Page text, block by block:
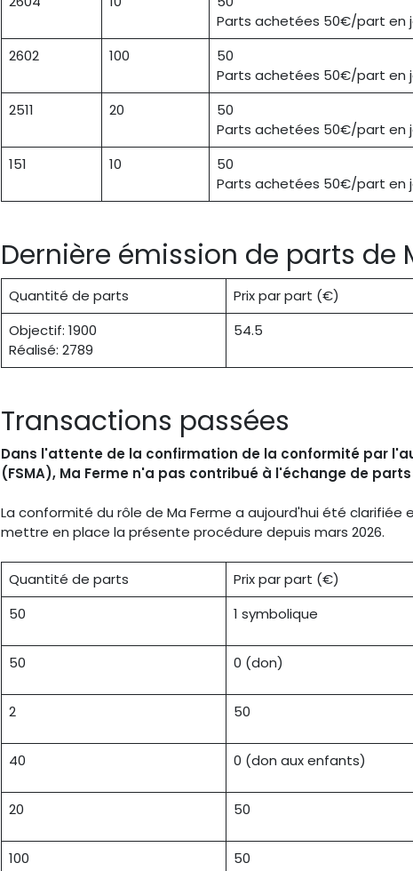
Parts achetées 50€/part en
2602 100
50
Parts achetées 50€/part en
2511 20
50
Parts achetées 50€/part en
151 10
50
Parts achetées 50€/part en
Dernière émission de parts de
Quantité de parts Prix par part (€)
Objectif: 1900
Réalisé: 2789
54.5
Transactions passées
Dans l'attente de la confirmation de la conformité par
(FSMA), Ma Ferme n'a pas contribué à l'échange de
La conformité du rôle de Ma Ferme a aujourd'hui été clarifiée
mettre en place la présente procédure depuis mars 2026.
Quantité de parts Prix par part (€)
50
1 symbolique
50 0 (don)
2 50
40 0 (don aux enfants)
20 50
100 50